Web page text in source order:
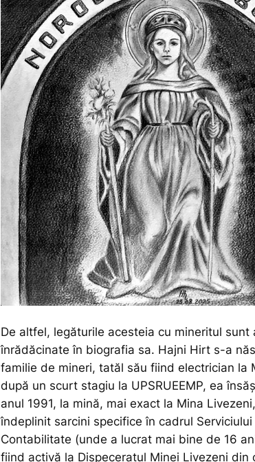
De altfel, legăturile acesteia cu mineritul sunt
înrădăcinate în biografia sa. Hajni Hirt s-a
familie de mineri, tatăl său fiind electrician la
după un scurt stagiu la UPSRUEEMP, ea
anul 1991, la mină, mai exact la Mina
îndeplinit sarcini specifice în cadrul Serviciului
Contabilitate (unde a lucrat mai bine de 16
fiind activă la Dispeceratul Minei Livezeni din